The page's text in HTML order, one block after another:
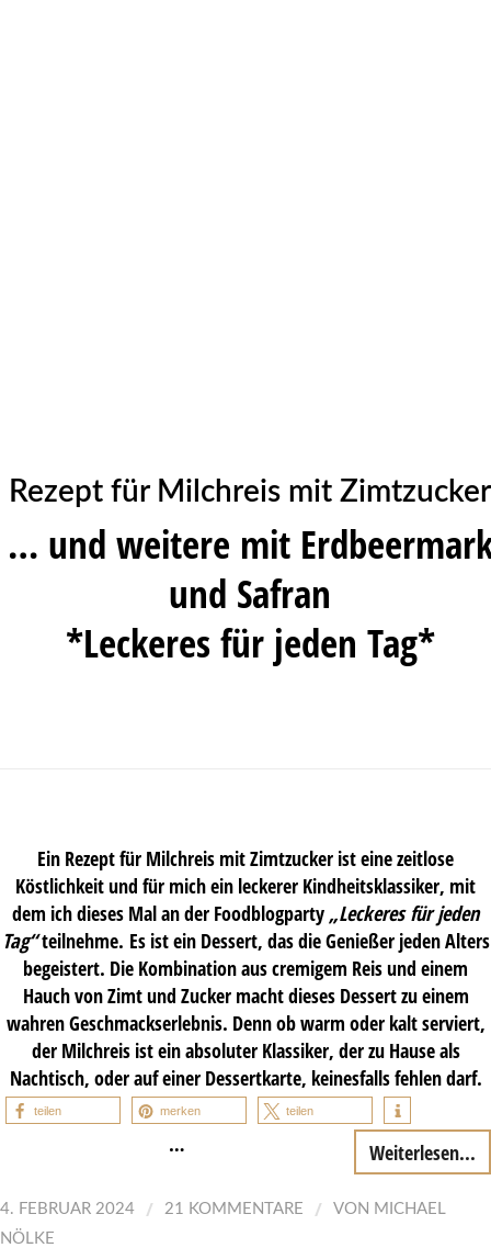
Rezept für Milchreis mit Zimtzucker
… und weitere mit
und Safran
*Leckeres für jeden Tag*
Ein Rezept für Milchreis mit Zimtzucker ist eine zeitlose
Köstlichkeit und für mich ein leckerer Kindheitsklassiker, mit
dem ich dieses Mal an der Foodblogparty „Leckeres für jeden
Tag“teilnehme. Es ist ein Dessert, das die Genießer jeden Alters
begeistert. Die Kombination aus cremigem Reis und einem
Hauch von Zimt und Zucker macht dieses Dessert zu einem
wahren Geschmackserlebnis. Denn ob warm oder kalt serviert,
der Milchreis ist ein absoluter Klassiker, der zu Hause als
Nachtisch, oder auf einer Dessertkarte, keinesfalls fehlen darf.
teilen merken teilen
… Weiterlesen...
4. FEBRUAR 2024 / 21 KOMMENTARE / VON MICHAEL
NÖLKE